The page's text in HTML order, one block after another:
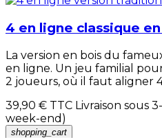
4 en ligne classique
La version en bois du
en ligne. Un jeu familial
2 joueurs, où il faut aligner 4
39,90 € TTC Livraison sous
week-end)
shopping_cart